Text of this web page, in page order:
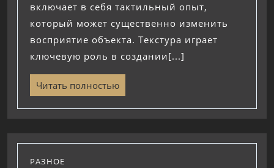
включает в себя тактильный опыт,
который может существенно изменить
восприятие объекта. Текстура играет
ключевую роль в создании[...]
Читать полностью
РАЗНОЕ